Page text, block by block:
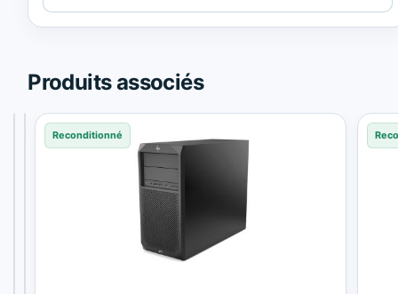
de
Trusted
Produits associés
Reconditionné
Reconditionné
Reconditionné